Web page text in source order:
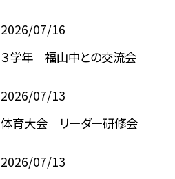
2026/07/16
３学年 福山中との交流会
2026/07/13
体育大会 リーダー研修会
2026/07/13